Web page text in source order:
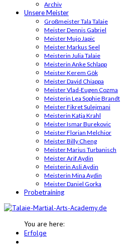
Archiv
Unsere Meister
Großmeister Tala Talaie
Meister Dennis Gabriel
Meister Mujo Japic
Meister Markus Seel
Meisterin Julia Talaie
Meisterin Anke Schlapp
Meister Kerem Gök
Meister David Chiappa
Meister Vlad-Eugen Cozma
Meisterin Lea Sophie Brandt
Meister Fikret Sulejmani
Meisterin Katja Krahl
Meister Ismar Burekovic
Meister Florian Melchior
Meister Billy Cheng
Meister Marius Turbanisch
Meister Arif Aydin
Meisterin Asli Aydin
Meisterin Mina Aydin
Meister Daniel Gorka
Probetraining
You are here:
Erfolge